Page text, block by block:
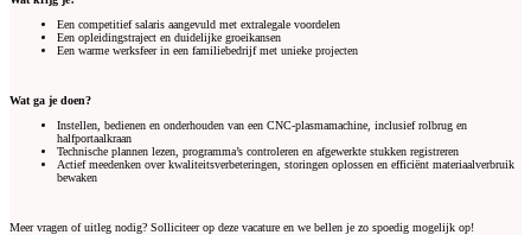
Een competitief salaris aangevuld met extralegale voordelen
Een opleidingstraject en duidelijke groeikansen
Een warme werksfeer in een familiebedrijf met unieke projecten
Wat ga je doen?
Instellen, bedienen en onderhouden van een CNC-plasmamachine, inclusief rolbrug en
halfportaalkraan
Technische plannen lezen, programma’s controleren en afgewerkte stukken registreren
Actief meedenken over kwaliteitsverbeteringen, storingen oplossen en efficiënt materiaalverbruik
bewaken
Meer vragen of uitleg nodig? Solliciteer op deze vacature en we bellen je zo spoedig mogelijk op!